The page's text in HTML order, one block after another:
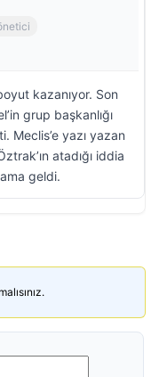
kazanıyor. Son
grup başkanlığı
Meclis’e yazı yazan
atadığı iddia
geldi.